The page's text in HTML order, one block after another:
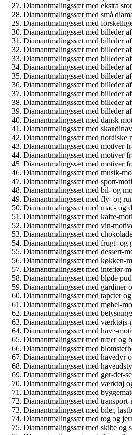
Diamantmalingssæt med ekstra
Diamantmalingssæt med små
Diamantmalingssæt med
Diamantmalingssæt med billeder
Diamantmalingssæt med billeder
Diamantmalingssæt med billeder
Diamantmalingssæt med billeder
Diamantmalingssæt med billeder
Diamantmalingssæt med billeder
Diamantmalingssæt med billeder
Diamantmalingssæt med billeder
Diamantmalingssæt med billeder
Diamantmalingssæt med billeder
Diamantmalingssæt med dansk
Diamantmalingssæt med
Diamantmalingssæt med nordiske
Diamantmalingssæt med motiver
Diamantmalingssæt med motiver
Diamantmalingssæt med motiver
Diamantmalingssæt med musik-
Diamantmalingssæt med sport-
Diamantmalingssæt med bil- og
Diamantmalingssæt med fly- og
Diamantmalingssæt med mad- og
Diamantmalingssæt med kaffe-
Diamantmalingssæt med vin-
Diamantmalingssæt med
Diamantmalingssæt med frugt- og
Diamantmalingssæt med dessert-
Diamantmalingssæt med køkken-
Diamantmalingssæt med interiør-
Diamantmalingssæt med bløde
Diamantmalingssæt med gardiner
Diamantmalingssæt med tapeter
Diamantmalingssæt med møbel-
Diamantmalingssæt med
Diamantmalingssæt med værktøjs-
Diamantmalingssæt med have-
Diamantmalingssæt med træer og
Diamantmalingssæt med
Diamantmalingssæt med havedyr
Diamantmalingssæt med
Diamantmalingssæt med gør-det-
Diamantmalingssæt med værktøj
Diamantmalingssæt med
Diamantmalingssæt med
Diamantmalingssæt med biler,
Diamantmalingssæt med tog og
Diamantmalingssæt med skibe og